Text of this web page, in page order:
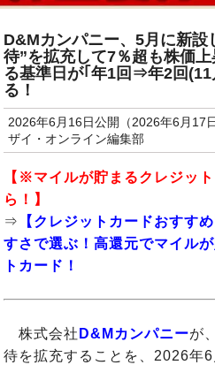
D&Mカンパニー、5月に新設
待”を拡充して7％超も株価
る基準日が｢年1回⇒年2回(11
る！
2026年6月16日公開（2026年6月17日
ザイ・オンライン編集部
【※マイルが貯まるクレジッ
ら！】
⇒
【クレジットカードおすす
すさで選ぶ！高還元でマイル
トカード！
株式会社 D&Mカンパニーが
待を拡充することを、2026年6